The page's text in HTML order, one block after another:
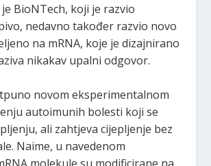
BioNTech, koji je razvio
nedavno također razvio novo
na mRNA, koje je dizajnirano
nikakav upalni odgovor.
novom eksperimentalnom
autoimunih bolesti koji se
ali zahtjeva cijepljenje bez
Naime, u navedenom